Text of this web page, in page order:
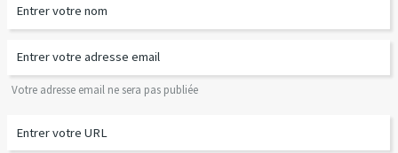
Votre adresse email ne sera pas publiée